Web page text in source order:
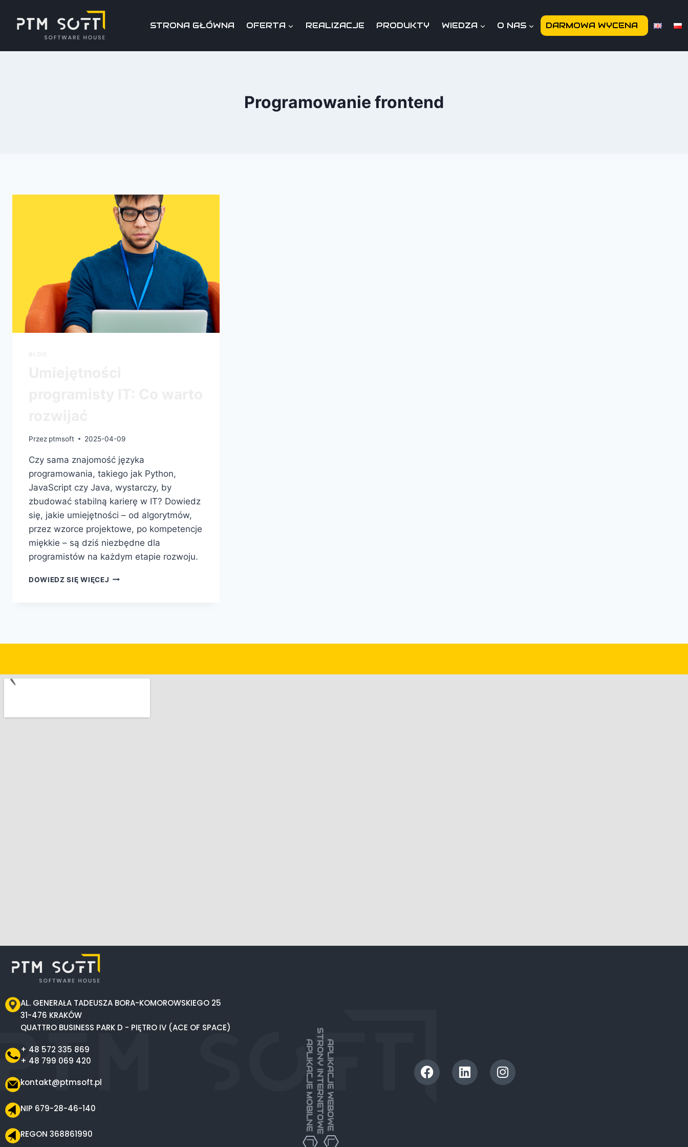
STRONA GŁÓWNA OFERTA REALIZACJE PRODUKTY WIEDZA O NAS DARMOWA WYCENA
Programowanie frontend
Przez ptmsoft 2025-04-09
Czy sama znajomość języka
programowania, takiego jak Python,
JavaScript czy Java, wystarczy, by
zbudować stabilną karierę w IT? Dowiedz
się, jakie umiejętności – od algorytmów,
przez wzorce projektowe, po kompetencje
miękkie – są dziś niezbędne dla
programistów na każdym etapie rozwoju.
DOWIEDZ SIĘ WIĘCEJ
AL. GENERAŁA TADEUSZA BORA-KOMOROWSKIEGO 25
31-476 KRAKÓW
QUATTRO BUSINESS PARK D - PIĘTRO IV (ACE OF SPACE)
+ 48 572 335 869
+ 48 799 069 420
kontakt@ptmsoft.pl
NIP 679-28-46-140
REGON 368861990
APLIKACJE MOBILNESTRONY INTERNETOWEAPLIKACJE WEBOWE